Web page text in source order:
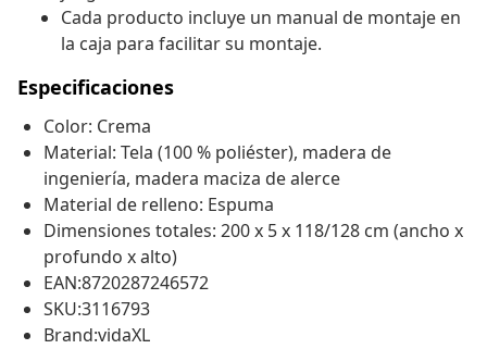
Cada producto incluye un manual de montaje en
la caja para facilitar su montaje.
Especificaciones
Color: Crema
Material: Tela (100 % poliéster), madera de
ingeniería, madera maciza de alerce
Material de relleno: Espuma
Dimensiones totales: 200 x 5 x 118/128 cm (ancho x
profundo x alto)
EAN:8720287246572
SKU:3116793
Brand:vidaXL